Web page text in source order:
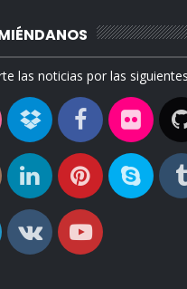
las noticias por las